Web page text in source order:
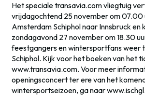
Het speciale transavia.com vliegtuig
vrijdagochtend 25 november om 07.00
Amsterdam Schiphol naar Innsbruck en
zondagavond 27 november om 18.30
feestgangers en wintersportfans weer
Schiphol. Kijk voor het boeken van het
www.transavia.com. Voor meer
openingsconcert ter ere van het
wintersportseizoen, ga naar